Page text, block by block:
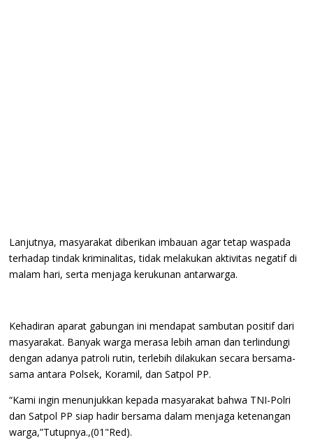
Lanjutnya, masyarakat diberikan imbauan agar tetap waspada
terhadap tindak kriminalitas, tidak melakukan aktivitas negatif di
malam hari, serta menjaga kerukunan antarwarga.
Kehadiran aparat gabungan ini mendapat sambutan positif dari
masyarakat. Banyak warga merasa lebih aman dan terlindungi
dengan adanya patroli rutin, terlebih dilakukan secara bersama-
sama antara Polsek, Koramil, dan Satpol PP.
“Kami ingin menunjukkan kepada masyarakat bahwa TNI-Polri
dan Satpol PP siap hadir bersama dalam menjaga ketenangan
warga,”Tutupnya.,(01"Red).